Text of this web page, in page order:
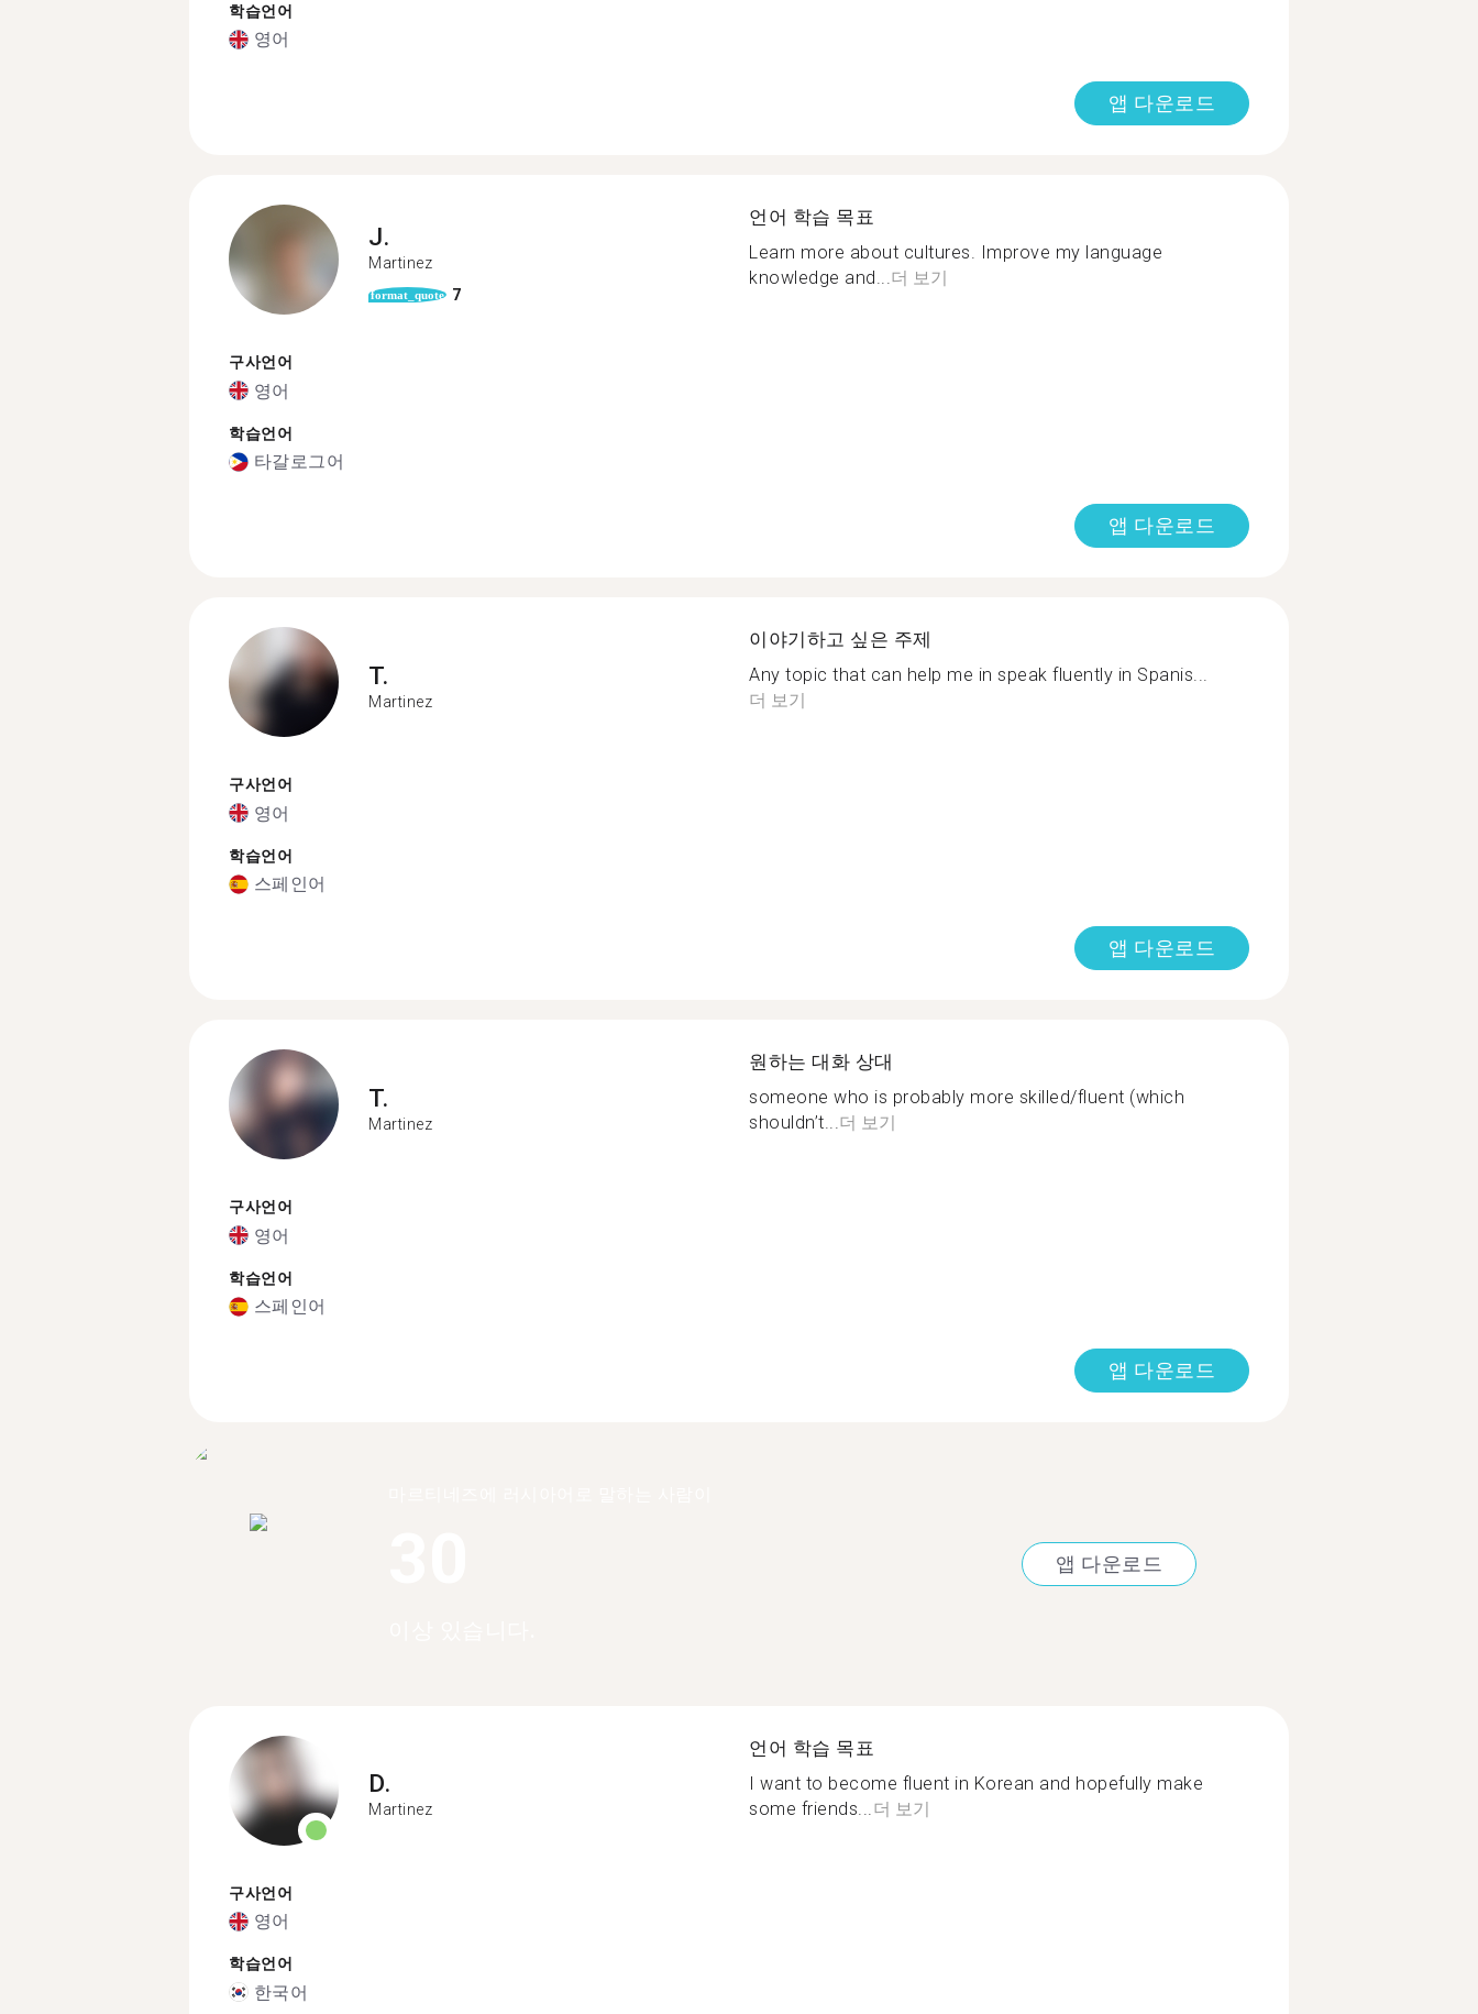
학습언어
영어
앱 다운로드
J.
Martinez
format_quote 7
구사언어
영어
학습언어
타갈로그어
언어 학습 목표
Learn more about cultures. Improve my language
knowledge and...더 보기
앱 다운로드
T.
Martinez
구사언어
영어
학습언어
스페인어
이야기하고 싶은 주제
Any topic that can help me in speak fluently in Spanis...
더 보기
앱 다운로드
T.
Martinez
구사언어
영어
학습언어
스페인어
원하는 대화 상대
someone who is probably more skilled/fluent (which
shouldn’t...더 보기
앱 다운로드
앱 다운로드
D.
Martinez
구사언어
영어
학습언어
한국어
언어 학습 목표
I want to become fluent in Korean and hopefully make
some friends... 더 보기